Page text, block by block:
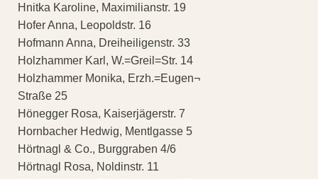
Hnitka Karoline, Maximilianstr. 19
Hofer Anna, Leopoldstr. 16
Hofmann Anna, Dreiheiligenstr. 33
Holzhammer Karl, W.=Greil=Str. 14
Holzhammer Monika, Erzh.=Eugen¬
Straße 25
Hönegger Rosa, Kaiserjägerstr. 7
Hornbacher Hedwig, Mentlgasse 5
Hörtnagl & Co., Burggraben 4/6
Hörtnagl Rosa, Noldinstr. 11